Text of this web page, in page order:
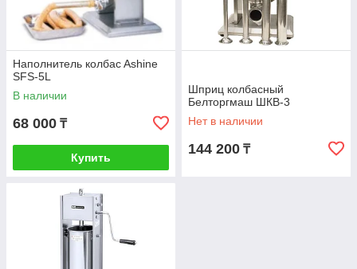
Наполнитель колбаc Ashine
SFS-5L
В наличии
68 000 ₸
Купить
Шприц колбасный
Белторгмаш ШКВ-3
Нет в наличии
144 200 ₸